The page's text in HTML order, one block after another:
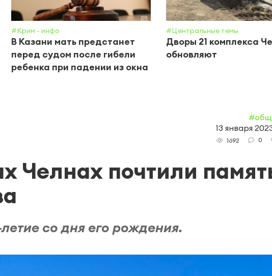
#Крим - инфо
В Казани мать предстанет
перед судом после гибели
ребенка при падении из окна
#Центральные темы
Дворы 21 комплекса
обновляют
13 января
1692 0
Челнах почтили
со дня его рождения.